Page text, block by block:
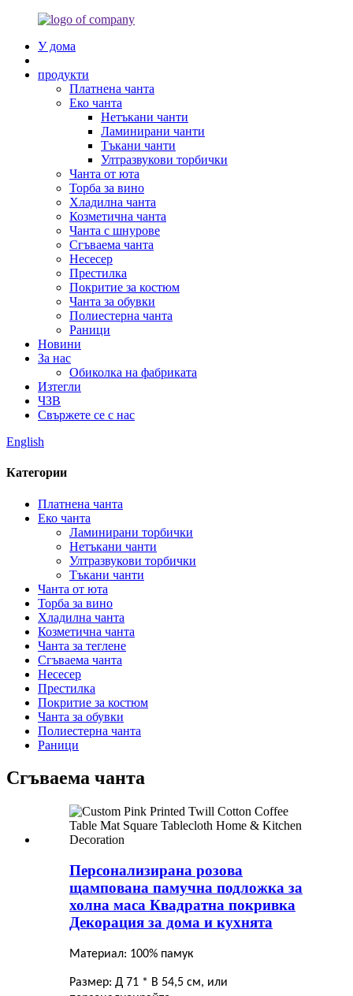
У дома
продукти
Платнена чанта
Еко чанта
Нетъкани чанти
Ламинирани чанти
Тъкани чанти
Ултразвукови торбички
Чанта от юта
Торба за вино
Хладилна чанта
Козметична чанта
Чанта с шнурове
Сгъваема чанта
Несесер
Престилка
Покритие за костюм
Чанта за обувки
Полиестерна чанта
Раници
Новини
За нас
Обиколка на фабриката
Изтегли
ЧЗВ
Свържете се с нас
English
Категории
Платнена чанта
Еко чанта
Ламинирани торбички
Нетъкани чанти
Ултразвукови торбички
Тъкани чанти
Чанта от юта
Торба за вино
Хладилна чанта
Козметична чанта
Чанта за теглене
Сгъваема чанта
Несесер
Престилка
Покритие за костюм
Чанта за обувки
Полиестерна чанта
Раници
Сгъваема чанта
Персонализирана розова
щампована памучна подложка за
холна маса Квадратна покривка
Декорация за дома и кухнята
Материал: 100% памук
Размер: Д 71 * В 54,5 см, или